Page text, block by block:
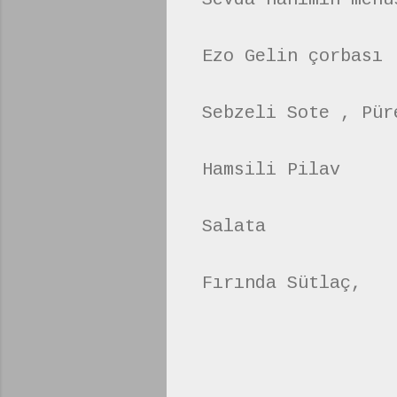
Ezo Gelin çorbası
Sebzeli Sote ,
Hamsili Pilav
Salata
Fırında Sütlaç,